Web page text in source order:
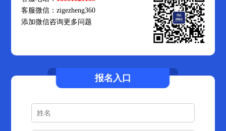
客服微信：zigezheng360
添加微信咨询更多问题
报名入口